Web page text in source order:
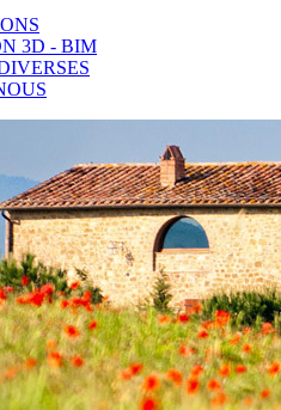
3D - BIM